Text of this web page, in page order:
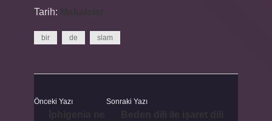
Tarih:
bir de slam
Önceki Yazı Sonraki Yazı